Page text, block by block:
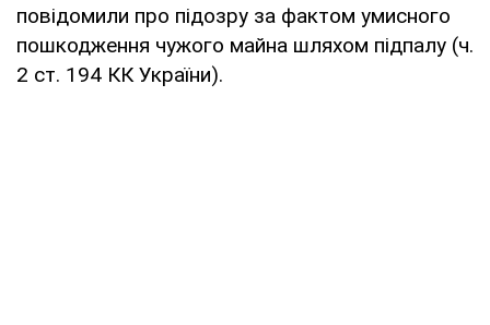
повідомили про підозру за фактом умисного
пошкодження чужого майна шляхом підпалу (ч.
2 ст. 194 КК України).